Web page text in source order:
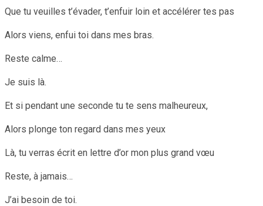
Que tu veuilles t’évader, t’enfuir loin et accélérer tes pas
Alors viens, enfui toi dans mes bras.
Reste calme…
Je suis là.
Et si pendant une seconde tu te sens malheureux,
Alors plonge ton regard dans mes yeux
Là, tu verras écrit en lettre d’or mon plus grand vœu
Reste, à jamais…
J’ai besoin de toi.